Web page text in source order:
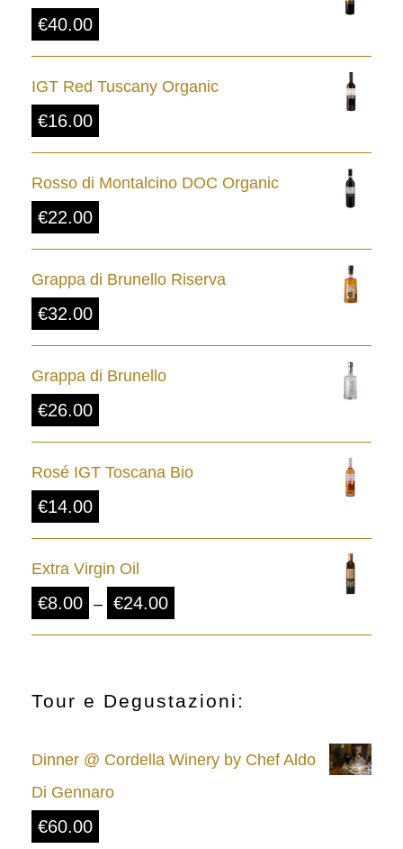
€40.00
IGT Red Tuscany Organic
€16.00
Rosso di Montalcino DOC Organic
€22.00
Grappa di Brunello Riserva
€32.00
Grappa di Brunello
€26.00
Rosé IGT Toscana Bio
€14.00
Extra Virgin Oil
€8.00 – €24.00
r
c
r
Tour e Degustazioni:
Dinner @ Cordella Winery by Chef Aldo
Di Gennaro
€60.00